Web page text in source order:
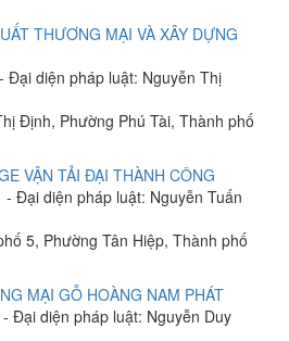
THƯƠNG MẠI VÀ XÂY DỰNG
- Đại diện pháp luật: Nguyễn Thị
Định, Phường Phú Tài, Thành phố
VẬN TẢI ĐẠI THÀNH CÔNG
- Đại diện pháp luật: Nguyễn Tuấn
5, Phường Tân Hiệp, Thành phố
MẠI GỖ HOÀNG NAM PHÁT
- Đại diện pháp luật: Nguyễn Duy